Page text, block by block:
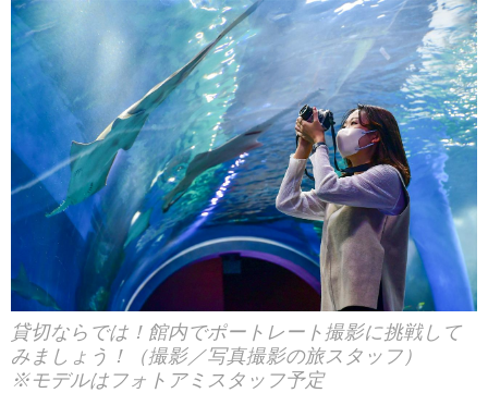
貸切ならでは！館内でポートレート撮影に挑戦して
みましょう！（撮影／写真撮影の旅スタッフ）
※モデルはフォトアミスタッフ予定